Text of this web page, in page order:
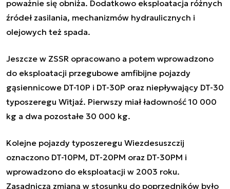
poważnie się obniża. Dodatkowo eksploatacja różnych
źródeł zasilania, mechanizmów hydraulicznych i
olejowych też spada.
Jeszcze w ZSSR opracowano a potem wprowadzono
do eksploatacji przegubowe amfibijne pojazdy
gąsiennicowe DT-10P i DT-30P oraz niepływający DT-30
typoszeregu Witjaź. Pierwszy miał ładowność 10 000
kg a dwa pozostałe 30 000 kg.
Kolejne pojazdy typoszeregu Wiezdesuszczij
oznaczono DT-10PM, DT-20PM oraz DT-30PM i
wprowadzono do eksploatacji w 2003 roku.
Zasadniczą zmianą w stosunku do poprzedników było